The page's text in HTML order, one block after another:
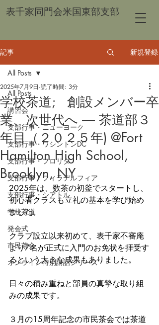
表千家同門会米国東部支部
記事 新規登録
All Posts
講習会
支部行事・ニューヨーク
支部行事・ワシントンDC
支部行事・フロリダ
支部行事・フィラデルフィア
支部行事・シアトル
学校茶道
発会式
市民茶会
オンライン特別講話シリーズ
All Posts
学校茶道; 創設メンバー卒
業、次世代へ ― 茶道部３
年目（２０２５年) @Fort
Hamilton High School,
Brooklyn, NY
2025年7月9日 読了時間: 3分
2025年は、数茶の初釜でスタートし、
初心者クラスも立礼の基本を学び始め
ました。
クラブ設立以来初めて、表千家不審庵
より7名が正式に入門のお免状を拝受す
るという大きな成果もありました。
日々の積み重ねと部員の真摯な取り組
みの成果です。
３月の15周年記念の市民茶会では茶道